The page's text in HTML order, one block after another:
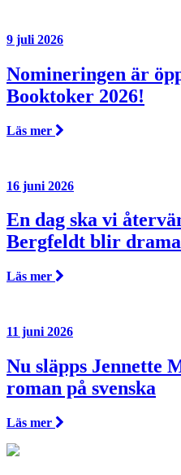
9 juli 2026
Nomineringen är
Booktoker 2026!
Läs mer
16 juni 2026
En dag ska vi
Bergfeldt blir
Läs mer
11 juni 2026
Nu släpps Jennette
roman på svenska
Läs mer